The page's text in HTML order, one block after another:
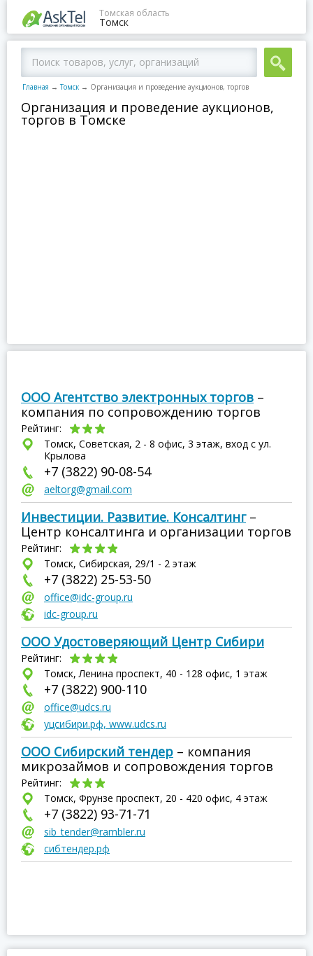
Томская область
Томск
Главная → Томск → Организация и проведение аукционов, торгов
Организация и проведение аукционов,
торгов в Томске
ООО Агентство электронных торгов –
компания по сопровождению торгов
Рейтинг:
Томск, Советская, 2 - 8 офис, 3 этаж, вход с ул.
Крылова
+7 (3822) 90-08-54
aeltorg@gmail.com
Инвестиции. Развитие. Консалтинг–
Центр консалтинга и организации торгов
Рейтинг:
Томск, Сибирская, 29/1 - 2 этаж
+7 (3822) 25-53-50
office@idc-group.ru
idc-group.ru
ООО Удостоверяющий Центр Сибири
Рейтинг:
Томск, Ленина проспект, 40 - 128 офис, 1 этаж
+7 (3822) 900-110
office@udcs.ru
уцсибири.рф, www.udcs.ru
ООО Сибирский тендер – компания
микрозаймов и сопровождения торгов
Рейтинг:
Томск, Фрунзе проспект, 20 - 420 офис, 4 этаж
+7 (3822) 93-71-71
sib_tender@rambler.ru
сибтендер.рф